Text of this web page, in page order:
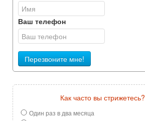
Ваш телефон
Перезвоните мне!
Как часто вы стрижетесь?
Один раз в два месяца